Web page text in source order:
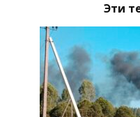
Эти